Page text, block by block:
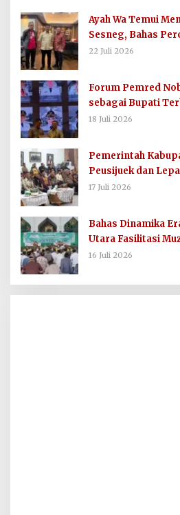
Ayah Wa Temui
Sesneg, Bahas
Dana Direktif
22 Juli 2026
Forum Pemred
sebagai Bupati
Komunikasi dan
18 Juli 2026
Pemerintah
Peusijuek dan
0103/AUT
17 Juli 2026
Bahas Dinamika
Utara Fasilitasi
16 Juli 2026